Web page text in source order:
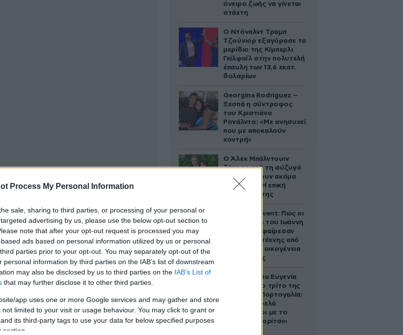
Process My Personal Information
sale, sharing to third parties, or processing of your personal or
advertising by us, please use the below opt-out section to
note that after your opt-out request is processed you may
ads based on personal information utilized by us or personal
parties prior to your opt-out. You may separately opt-out of the
information by third parties on the IAB’s list of downstream
may also be disclosed by us to third parties on the IAB’s List of
that may further disclose it to other third parties.
app uses one or more Google services and may gather and store
limited to your visit or usage behaviour. You may click to grant or
its third-party tags to use your data for below specified purposes
του ότι το παιδί γεννήθηκε
των τεθλιμμένων συγγενών από το
της λειτουργίας.
να πηγαίνει με το παιδί στον τάφο.
καταδικαστεί σε θάνατο αν
κόρη του.
όνειρο ζωής να γίνεται
στάχτη
Ο Ντόναλντ Τραμπ
Τζούνιορ εξαγόρασε το
μερίδιο της Κίμπερλι
Γκίλφοϊλ στην πολυτελή
έπαυλη των 13,6 εκατ.
δολαρίων
Georgina Rodriguez –
Ξεσπά η σύντροφος
του Κριστιάνο
Ρονάλντο: «Με ανησυχεί
που με αποκαλούν
χοντρή»
Ο Άλεκ Μπάλντουιν
ζήτησε από τη σύζυγό
του να κάνουν ακόμα
ένα παιδί – Η επική
αντίδρασή της
Παλάτι Marivent: Πώς οι
κληρονόμοι του Ιωάννη
Σαριδάκη αφαίρεσαν
1.300 έργα τέχνης από
τη βασιλική οικογένεια
της Ισπανίας
Η πριγκίπισσα Ευγενία
απέκτησε το τρίτο της
παιδί στην Πορτογαλία:
«Είμαστε τρελά
ερωτευμένοι με το
μικρό μας κορίτσι»